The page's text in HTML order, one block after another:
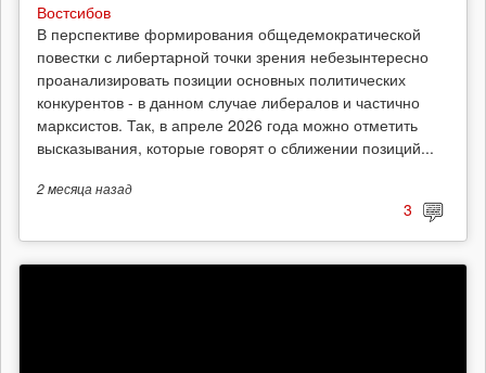
Востсибов
В перспективе формирования общедемократической
повестки с либертарной точки зрения небезынтересно
проанализировать позиции основных политических
конкурентов - в данном случае либералов и частично
марксистов. Так, в апреле 2026 года можно отметить
высказывания, которые говорят о сближении позиций...
2 месяцаназад
3